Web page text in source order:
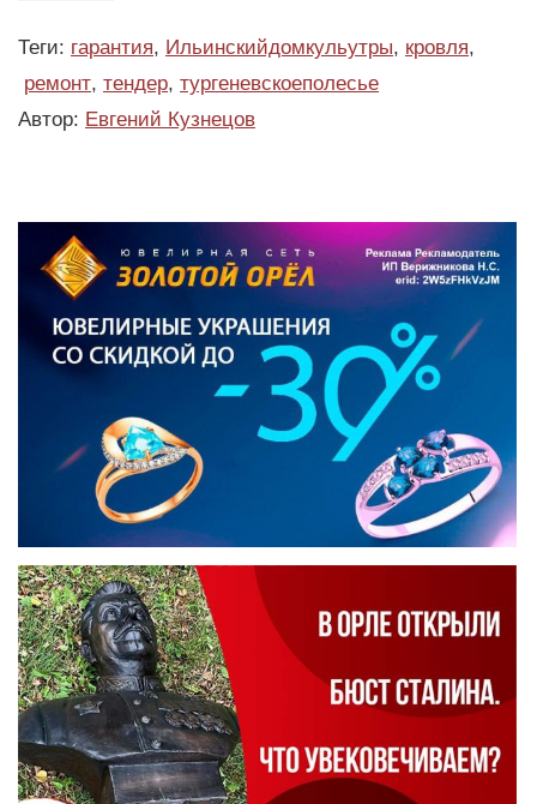
Теги: гарантия, Ильинскийдомкульутры, кровля,
ремонт, тендер, тургеневскоеполесье
Автор: Евгений Кузнецов